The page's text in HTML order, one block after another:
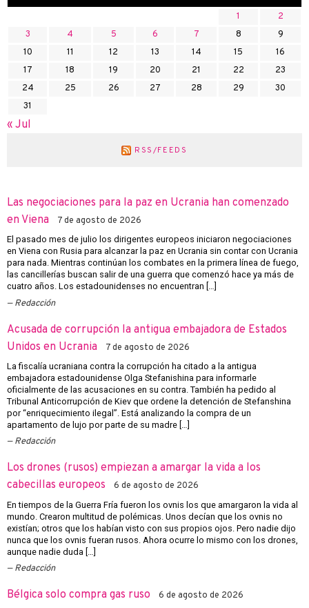
1
2
3
4 5 6 7 8
9
10
11 12 13 14 15
16
17
18 19 20 21 22
23
24
25 26 27 28 29
30
31
« Jul
RSS/FEEDS
Las negociaciones para la paz en Ucrania han comenzado
en Viena
7 de agosto de 2026
El pasado mes de julio los dirigentes europeos iniciaron negociaciones
en Viena con Rusia para alcanzar la paz en Ucrania sin contar con Ucrania
para nada. Mientras continúan los combates en la primera línea de fuego,
las cancillerías buscan salir de una guerra que comenzó hace ya más de
cuatro años. Los estadounidenses no encuentran […]
Redacción
Acusada de corrupción la antigua embajadora de Estados
Unidos en Ucrania
7 de agosto de 2026
La fiscalía ucraniana contra la corrupción ha citado a la antigua
embajadora estadounidense Olga Stefanishina para informarle
oficialmente de las acusaciones en su contra. También ha pedido al
Tribunal Anticorrupción de Kiev que ordene la detención de Stefanshina
por “enriquecimiento ilegal”. Está analizando la compra de un
apartamento de lujo por parte de su madre […]
Redacción
Los drones (rusos) empiezan a amargar la vida a los
cabecillas europeos
6 de agosto de 2026
En tiempos de la Guerra Fría fueron los ovnis los que amargaron la vida al
mundo. Crearon multitud de polémicas. Unos decían que los ovnis no
existían; otros que los habían visto con sus propios ojos. Pero nadie dijo
nunca que los ovnis fueran rusos. Ahora ocurre lo mismo con los drones,
aunque nadie duda […]
Redacción
Bélgica solo compra gas ruso 6 de agosto de 2026